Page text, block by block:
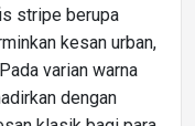
stripe berupa
kesan urban,
varian warna
dengan